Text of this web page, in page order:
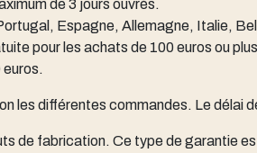
de 3 jours ouvrés.
Espagne, Allemagne, Italie,
pour les achats de 100 euros ou
les différentes commandes. Le délai
de fabrication. Ce type de garantie